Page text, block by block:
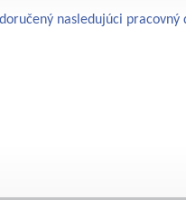
nasledujúci pracovný